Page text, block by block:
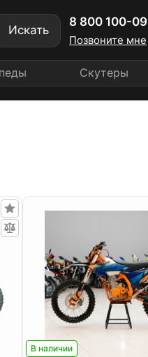
Искать
8 800 100-
Позвоните мне
Скутеры
В наличии